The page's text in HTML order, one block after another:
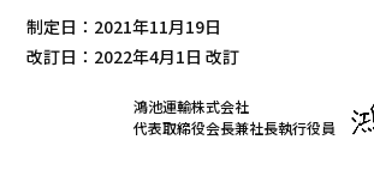
制定日：2021年11月19日
改訂日：2022年4月1日 改訂
鴻池運輸株式会社
代表取締役会長兼社長執行役員